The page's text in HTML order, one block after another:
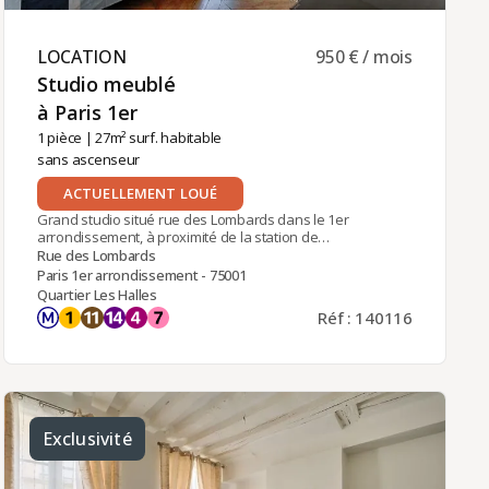
LOCATION ​
Studio meublé
à Paris 1er ​
1 pièce | 27m² surf. habitable
sans ascenseur
950 € / mois
ACTUELLEMENT LOUÉ
Grand studio situé rue des Lombards dans le 1er
arrondissement, à proximité de la station de
métro Châtelet (Lignes 1, 4, 7, 11, 14, RER A, B, D, ).
Dans immeuble ancien sécurisé, au 4ème étage
sans ascenseur, lumineux, avec poutres et
parquet massif. Il se compose de : une entrée
avec une petite pièce débarras, une cuisine semi-
salle d'eau avec WC. Chauffage et eau chaude
Rue des Lombards
Paris 1er arrondissement - 75001
Quartier Les Halles
Réf : 140116
Exclusivité